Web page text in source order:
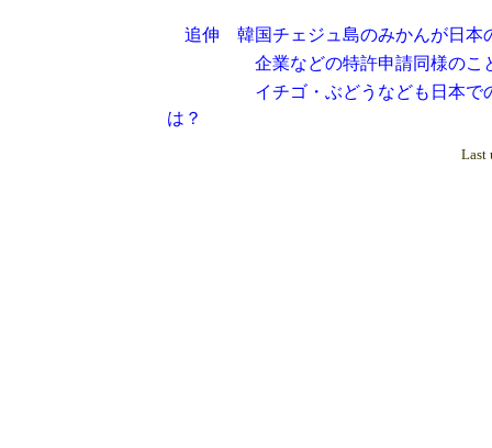
追伸 韓国チェジュ島のみかんが日本
企業などの特許申請同様のことな
イチゴ・ぶどうなども日本での開
は？
Last